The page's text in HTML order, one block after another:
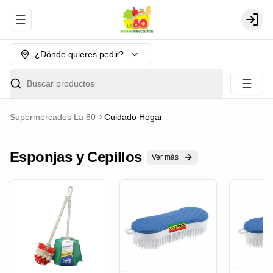
Abrir menu de navegación Login
¿Dónde quieres pedir?
Buscar productos
Supermercados La 80 Cuidado Hogar
Esponjas y Cepillos Ver más